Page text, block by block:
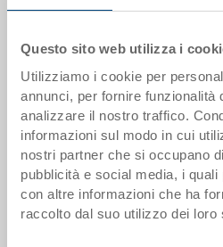
Questo sito web utilizza i
Utilizziamo i cookie per
annunci, per fornire funzionalità
analizzare il nostro traffico.
informazioni sul modo in cui
nostri partner che si occupano
pubblicità e social media, i
con altre informazioni che ha
raccolto dal suo utilizzo dei loro
da 250 pezzi
I scaglioni di quantità
Dati articolo
Codice